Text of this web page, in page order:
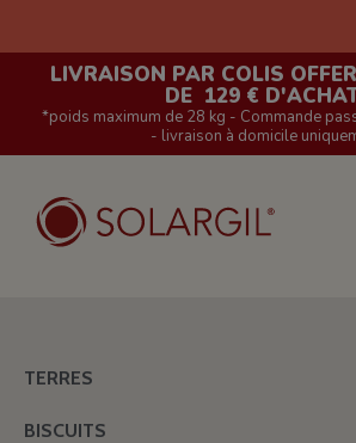
LIVRAISON PAR COLIS
DE 129 €
*poids maximum de 28 kg - Commande
- livraison à domicile
TERRES
BISCUITS